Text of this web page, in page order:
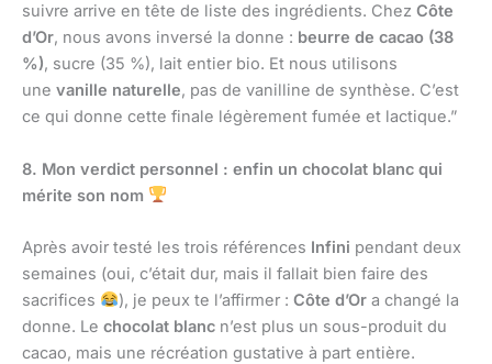
suivre arrive en tête de liste des ingrédients. Chez Côte
d’Or, nous avons inversé la donne : beurre de cacao (38
%), sucre (35 %), lait entier bio. Et nous utilisons
une vanille naturelle, pas de vanilline de synthèse. C’est
ce qui donne cette finale légèrement fumée et lactique.”
8. Mon verdict personnel : enfin un chocolat blanc qui
mérite son nom
Après avoir testé les trois références Infini pendant deux
semaines (oui, c’était dur, mais il fallait bien faire des
sacrifices
), je peux te l’affirmer : Côte d’Ora changé la
donne. Le chocolat blanc n’est plus un sous-produit du
cacao, mais une récréation gustative à part entière.